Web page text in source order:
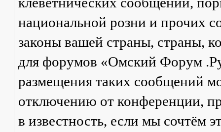
национальной розни и прочих
законы вашей страны, страны,
для форумов «Омский Форум
размещения таких сообщений
отключению от конференции,
в известность, если мы сочтём